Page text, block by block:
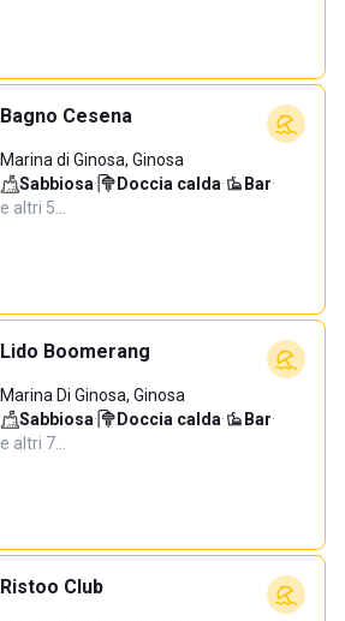
Bagno Cesena
Marina di Ginosa, Ginosa
Sabbiosa· Doccia calda· Bar·
e altri 5…
Lido Boomerang
Marina Di Ginosa, Ginosa
Sabbiosa· Doccia calda· Bar·
e altri 7…
Ristoo Club